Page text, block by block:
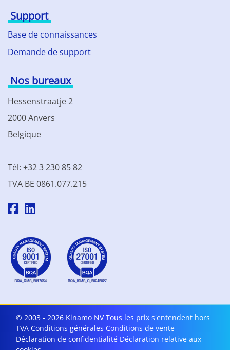
Support
Base de connaissances
Demande de support
Nos bureaux
Hessenstraatje 2
2000 Anvers
Belgique
Tél: +32 3 230 85 82
TVA BE 0861.077.215
© 2003 - 2026 Kinamo NVTous les prix s'entendent hors
TVA Conditions générales Conditions de vente
Déclaration de confidentialité Déclaration relative aux